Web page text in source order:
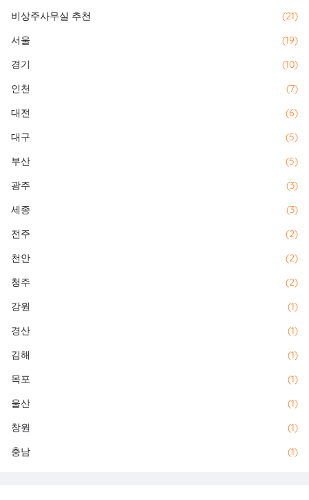
비상주사무실 추천
(21)
서울
(19)
경기
(10)
인천
(7)
대전
(6)
대구
(5)
부산
(5)
광주
(3)
세종
(3)
전주
(2)
천안
(2)
청주
(2)
강원
(1)
경산
(1)
김해
(1)
목포
(1)
울산
(1)
창원
(1)
충남
(1)